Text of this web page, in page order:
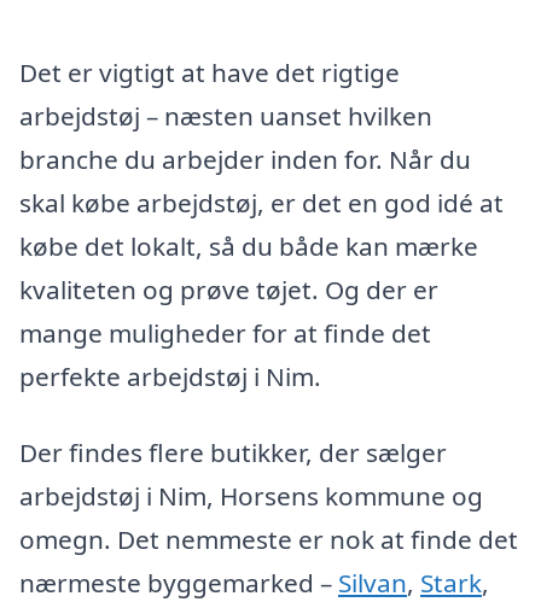
Det er vigtigt at have det rigtige
arbejdstøj – næsten uanset hvilken
branche du arbejder inden for. Når du
skal købe arbejdstøj, er det en god idé at
købe det lokalt, så du både kan mærke
kvaliteten og prøve tøjet. Og der er
mange muligheder for at finde det
perfekte arbejdstøj i Nim.
Der findes flere butikker, der sælger
arbejdstøj i Nim, Horsens kommune og
omegn. Det nemmeste er nok at finde det
nærmeste byggemarked – Silvan, Stark,